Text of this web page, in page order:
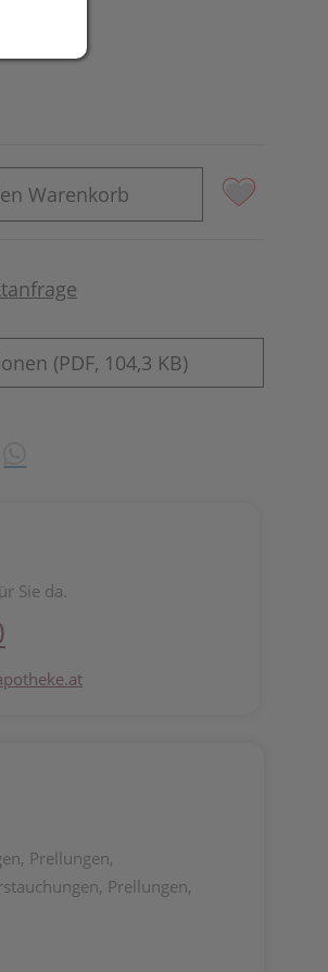
Warenkorb
(PDF, 104,3 KB)
Sie da.
Prellungen,
Prellungen,